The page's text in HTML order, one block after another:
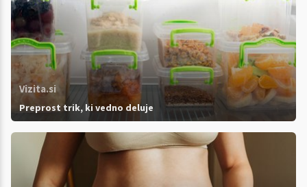
Vizita.si
Preprost trik, ki vedno deluje